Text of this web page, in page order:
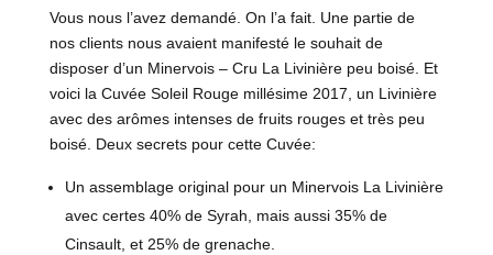
Vous nous l’avez demandé. On l’a fait. Une partie de
nos clients nous avaient manifesté le souhait de
disposer d’un Minervois – Cru La Livinière peu boisé. Et
voici la Cuvée Soleil Rouge millésime 2017, un Livinière
avec des arômes intenses de fruits rouges et très peu
boisé. Deux secrets pour cette Cuvée:
Un assemblage original pour un Minervois La Livinière
avec certes 40% de Syrah, mais aussi 35% de
Cinsault, et 25% de grenache.